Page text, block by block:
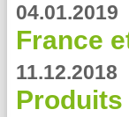
04.01.2019
France
11.12.2018